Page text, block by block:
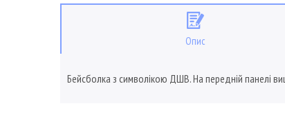
Опис
Бейсболка з символікою ДШВ. На передній панелі